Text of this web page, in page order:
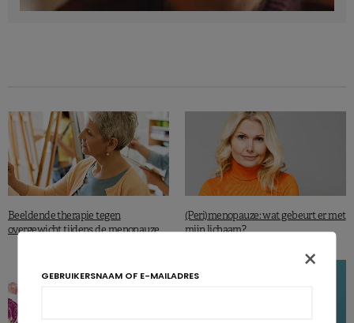
Beeldende therapie tegen
overgewicht tijdens de menopauze
(Peri)menopauze: wat gebeurt er met
mijn lichaam?
×
GEBRUIKERSNAAM OF E-MAILADRES